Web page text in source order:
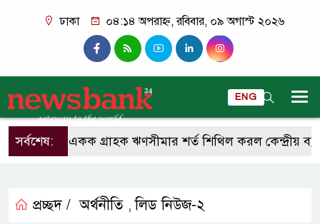
ঢাকা ০৪:১৪ অপরাহ্ন, রবিবার, ০৯ অগাস্ট ২০২৬
ENG
সর্বশেষ:একক গ্রাহক ঋণসীমার শর্ত শিথিল করল কেন্দ্রীয় ব্যাংক
প্রচ্ছদ / অর্থনীতি ,লিড নিউজ-২